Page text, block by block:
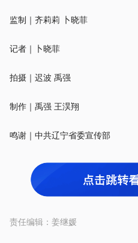
监制｜齐莉莉 卜晓菲
记者｜卜晓菲
拍摄｜迟波 禹强
制作｜禹强 王淏翔
鸣谢｜中共辽宁省委宣传部
责任编辑： 姜继媛